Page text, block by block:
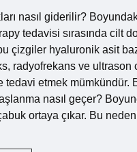
nasıl giderilir?
tedavisi sırasında cilt
çizgiler hyaluronik asit
radyofrekans ve ultrason
tedavi etmek mümkündür.
nasıl geçer?
ortaya çıkar. Bu